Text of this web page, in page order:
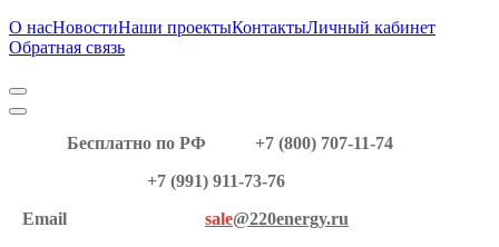
О насНовостиНаши проектыКонтактыЛичный кабинет
Обратная связь
Бесплатно по РФ
+7 (800) 707-11-74
+7 (991) 911-73-76
Email
sale@220energy.ru